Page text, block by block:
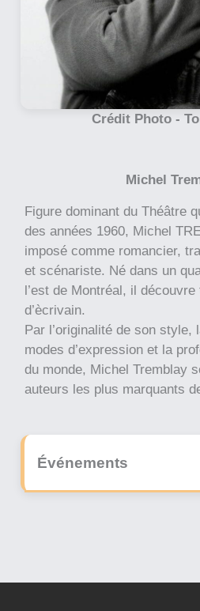
Crédit Photo -
Michel
Figure dominant du Théâtre
des années 1960, Michel
imposé comme romancier,
et scénariste. Né dans un
l’est de Montréal, il
d’ècrivain.
Par l’originalité de son style,
modes d’expression et la
du monde, Michel Tremblay
auteurs les plus marquants
Événements